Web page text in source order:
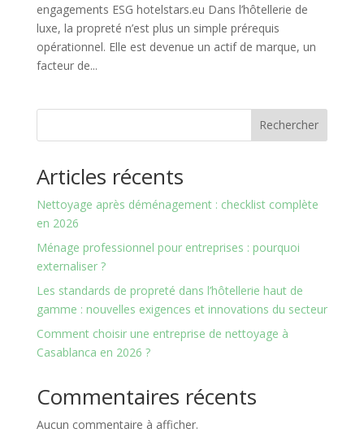
engagements ESG hotelstars.eu Dans l’hôtellerie de
luxe, la propreté n’est plus un simple prérequis
opérationnel. Elle est devenue un actif de marque, un
facteur de...
Rechercher
Articles récents
Nettoyage après déménagement : checklist complète
en 2026
Ménage professionnel pour entreprises : pourquoi
externaliser ?
Les standards de propreté dans l’hôtellerie haut de
gamme : nouvelles exigences et innovations du secteur
Comment choisir une entreprise de nettoyage à
Casablanca en 2026 ?
Commentaires récents
Aucun commentaire à afficher.